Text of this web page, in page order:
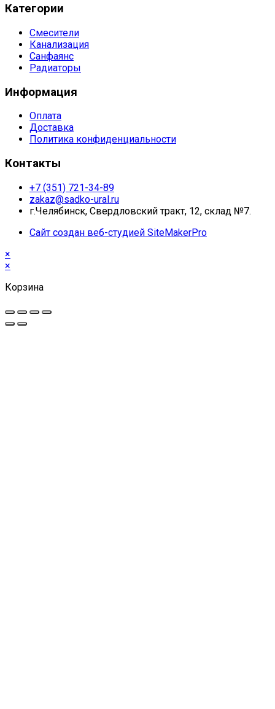
Категории
Смесители
Канализация
Санфаянс
Радиаторы
Информация
Оплата
Доставка
Политика конфиденциальности
Контакты
+7 (351) 721-34-89
zakaz@sadko-ural.ru
г.Челябинск, Свердловский тракт, 12, склад №7.
Сайт создан веб-студией SiteMakerPro
×
×
Корзина